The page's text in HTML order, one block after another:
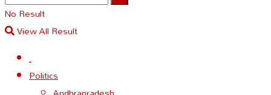
No Result
View All Result
.
Politics